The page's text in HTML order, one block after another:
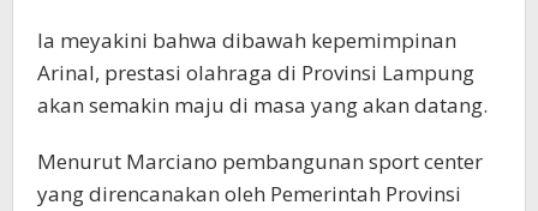
Ia meyakini bahwa dibawah kepemimpinan
Arinal, prestasi olahraga di Provinsi Lampung
akan semakin maju di masa yang akan datang.
Menurut Marciano pembangunan sport center
yang direncanakan oleh Pemerintah Provinsi